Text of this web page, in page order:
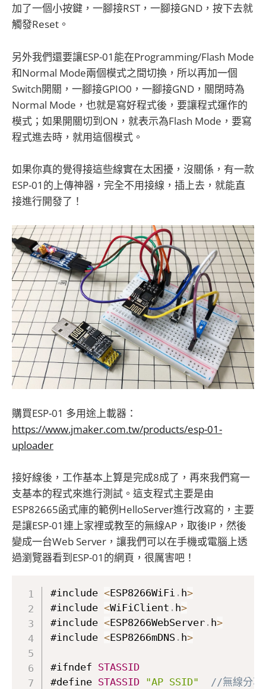
加了一個小按鍵，一腳接RST，一腳接GND，按下去就
觸發Reset。
另外我們還要讓ESP-01能在Programming/Flash Mode
和Normal Mode兩個模式之間切換，所以再加一個
Switch開關，一腳接GPIO0，一腳接GND，關閉時為
Normal Mode，也就是寫好程式後，要讓程式運作的
模式；如果開關切到ON，就表示為Flash Mode，要寫
程式進去時，就用這個模式。
如果你真的覺得接這些線實在太困擾，沒關係，有一款
ESP-01的上傳神器，完全不用接線，插上去，就能直
接進行開發了！
購買ESP-01 多用途上載器：
https://www.jmaker.com.tw/products/esp-01-
uploader
接好線後，工作基本上算是完成8成了，再來我們寫一
支基本的程式來進行測試。這支程式主要是由
ESP82665函式庫的範例HelloServer進行改寫的，主要
是讓ESP-01連上家裡或教至的無線AP，取後IP，然後
變成一台Web Server，讓我們可以在手機或電腦上透
過瀏覽器看到ESP-01的網頁，很厲害吧！
#include <ESP8266WiFi . h>
#include <WiFiClient . h>
#include <ESP8266WebServer. h>
#include <ESP8266mDNS . h>
#ifndef STASSID
#define STASSID "AP SSID"
//無線分享